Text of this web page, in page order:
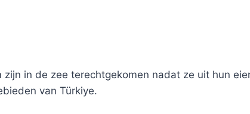
in de zee terechtgekomen nadat ze uit hun
van Türkiye.